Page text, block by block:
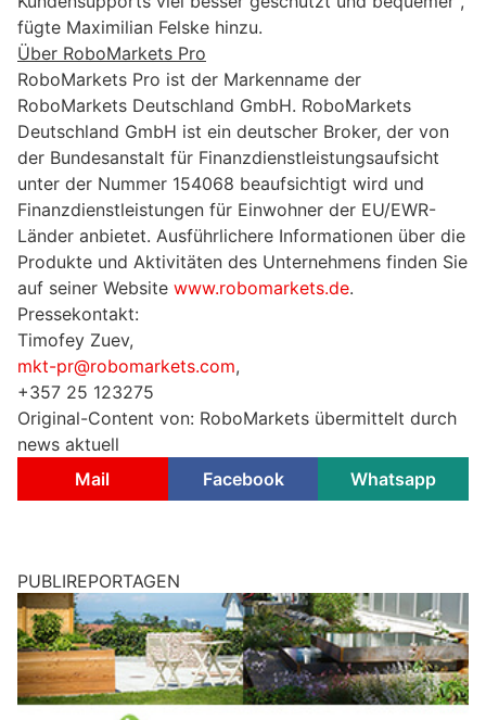
fügte Maximilian Felske hinzu.
Über RoboMarkets Pro
RoboMarkets Pro ist der Markenname der
RoboMarkets Deutschland GmbH. RoboMarkets
Deutschland GmbH ist ein deutscher Broker, der von
der Bundesanstalt für Finanzdienstleistungsaufsicht
unter der Nummer 154068 beaufsichtigt wird und
Finanzdienstleistungen für Einwohner der EU/EWR-
Länder anbietet. Ausführlichere Informationen über die
Produkte und Aktivitäten des Unternehmens finden Sie
auf seiner Website www.robomarkets.de.
Pressekontakt:
Timofey Zuev,
mkt-pr@robomarkets.com,
+357 25 123275
Original-Content von: RoboMarkets übermittelt durch
news aktuell
Mail
Facebook Whatsapp
PUBLIREPORTAGEN